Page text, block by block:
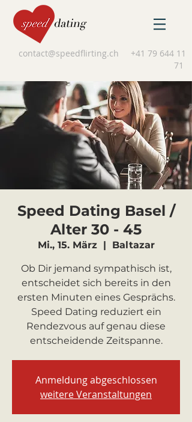
contact@speedflirting.ch
+41 79 644 11
71
Speed Dating Basel /
Alter 30 - 45
Mi., 15. März
  |
Baltazar
Ob Dir jemand sympathisch ist,
entscheidet sich bereits in den
ersten Minuten eines Gesprächs.
Speed Dating reduziert ein
Rendezvous auf genau diese
entscheidende Zeitspanne.
Anmeldung abgeschlossen
weitere Veranstaltungen